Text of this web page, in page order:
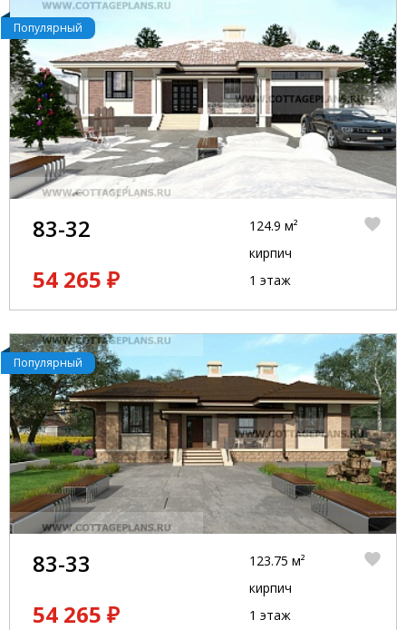
Популярный
83-32
54 265 ₽
124.9 м²
кирпич
1 этаж
Популярный
83-33
54 265 ₽
123.75 м²
кирпич
1 этаж